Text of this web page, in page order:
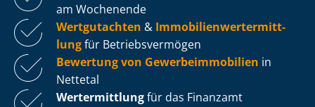
am Wochenende
Wertgutachten & Im­mo­bi­li­en­wert­ermitt­
lungfür Be­triebs­ver­mö­gen
Bewertung von Ge­wer­be­im­mo­bi­li­en in
Nettetal
Wertermittlungfür das Finanzamt